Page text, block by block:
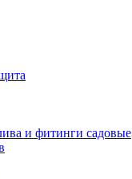
и фитинги садовые